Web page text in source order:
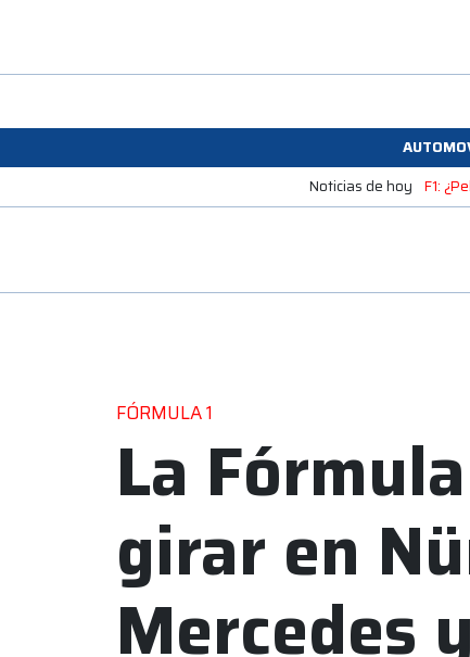
Noticias de hoy F1:
FÓRMULA 1
La
girar en
Mercedes